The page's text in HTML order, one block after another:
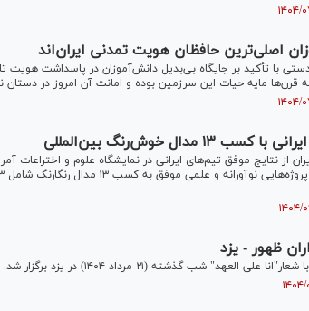
اصلی‌ترین حافظان هویت تمدنی ایران‌اند
با تأکید بر جایگاه بی‌بدیل دانش‌آموزان در پاسداشت
مایه حیات این سرزمین بوده و امانت آن امروز در دستان
خوش‌رنگ بین‌المللی
ظهور - یزد
شب گذشته (۲۱ مرداد ۱۴۰۴) در یزد برگزار شد.